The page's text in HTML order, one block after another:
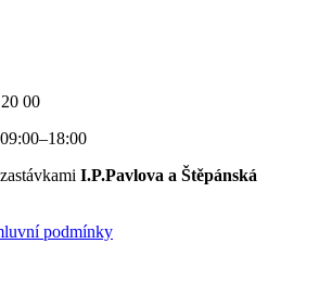
00
I.P.Pavlova a Štěpánská
podmínky